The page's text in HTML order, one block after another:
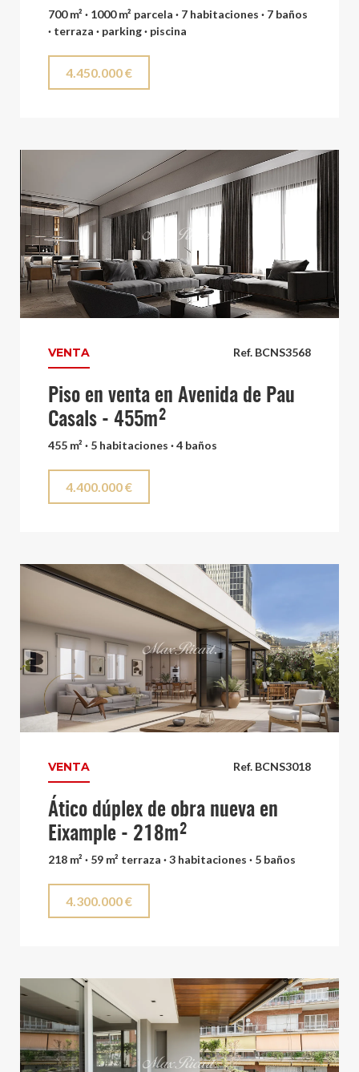
700 m² · 1000 m² parcela · 7 habitaciones · 7 baños
· terraza · parking · piscina
4.450.000 €
Ref. BCNS3568
VENTA
Piso en venta en Avenida de Pau
Casals - 455m²
455 m² · 5 habitaciones · 4 baños
4.400.000 €
Ref. BCNS3018
VENTA
Ático dúplex de obra nueva en
Eixample - 218m²
218 m² · 59 m² terraza · 3 habitaciones · 5 baños
4.300.000 €